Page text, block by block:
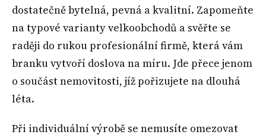
dostatečně bytelná, pevná a kvalitní. Zapomeňte
na typové varianty velkoobchodů a svěřte se
raději do rukou profesionální firmě, která vám
branku vytvoří doslova na míru. Jde přece jenom
o součást nemovitosti, jíž pořizujete na dlouhá
léta.
Při individuální výrobě se nemusíte omezovat